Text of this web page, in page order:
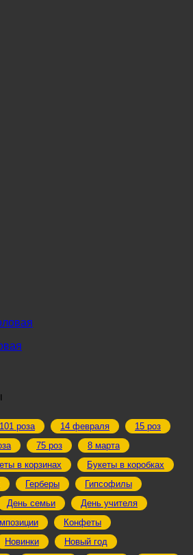
101 роза 14 февраля
15 роз
75 роз
8 марта
в корзинах
Букеты в коробках
Герберы
Гипсофилы
День семьи
День учителя
Конфеты
Новинки
Новый год